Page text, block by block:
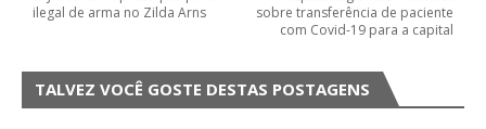
sobre transferência de paciente
com Covid-19 para a capital
ilegal de arma no Zilda Arns
TALVEZ VOCÊ GOSTE DESTAS POSTAGENS